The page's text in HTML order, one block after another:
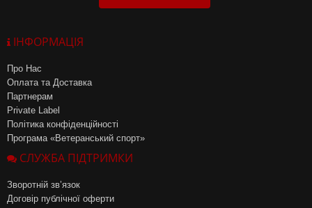
ІНФОРМАЦІЯ
Про Нас
Оплата та Доставка
Партнерам
Private Label
Політика конфіденційності
Програма «Ветеранський спорт»
СЛУЖБА ПІДТРИМКИ
Зворотній зв’язок
Договір публічної оферти